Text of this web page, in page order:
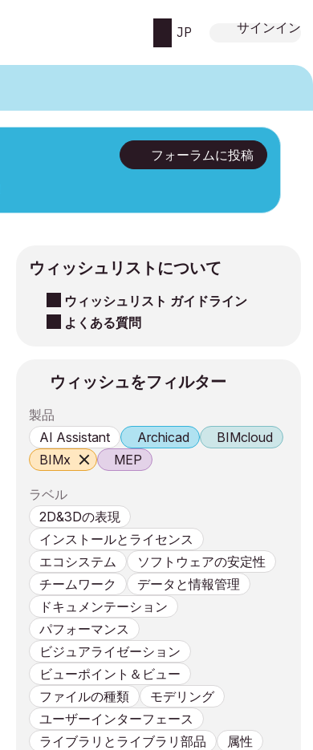
JP サインイン
フォーラムに投稿
ウィッシュリストについて
ウィッシュリスト ガイドライン
よくある質問
ウィッシュをフィルター
製品
AI Assistant
Archicad
BIMcloud
BIMx
MEP
ラベル
2D&3Dの表現
インストールとライセンス
エコシステム
ソフトウェアの安定性
チームワーク
データと情報管理
ドキュメンテーション
パフォーマンス
ビジュアライゼーション
ビューポイント＆ビュー
ファイルの種類
モデリング
ユーザーインターフェース
ライブラリとライブラリ部品
属性